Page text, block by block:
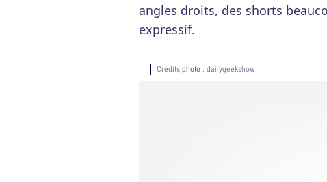
angles droits, des shorts
expressif.
Crédits photo : dailygeekshow